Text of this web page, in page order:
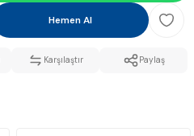
Hemen Al
Karşılaştır Paylaş